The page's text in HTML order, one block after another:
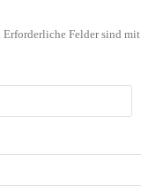
Erforderliche Felder sind mit